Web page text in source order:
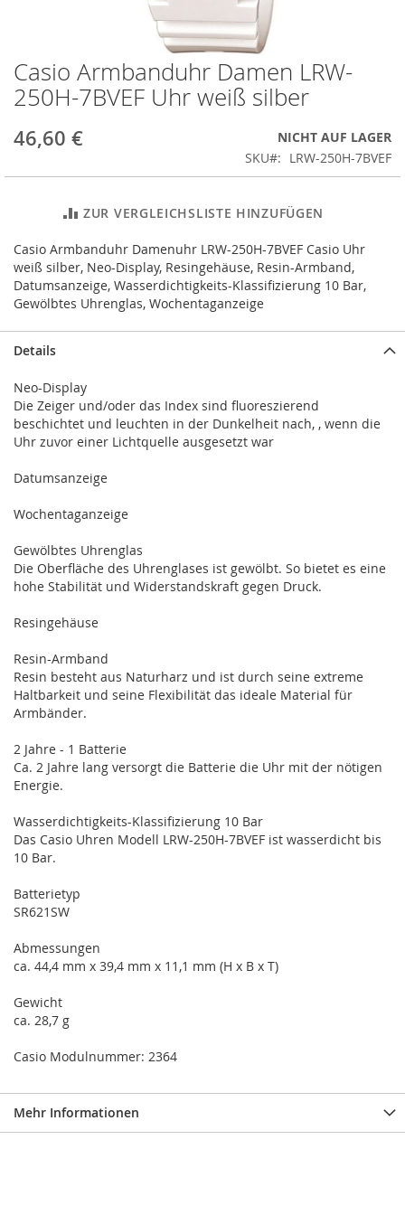
Zum
Anfang
der
springen
Casio Armbanduhr Damen LRW-
250H-7BVEF Uhr weiß silber
46,60 €
NICHT AUF LAGER
SKU
LRW-250H-7BVEF
ZUR VERGLEICHSLISTE HINZUFÜGEN
Casio Armbanduhr Damenuhr LRW-250H-7BVEF Casio Uhr
weiß silber, Neo-Display, Resingehäuse, Resin-Armband,
Datumsanzeige, Wasserdichtigkeits-Klassifizierung 10 Bar,
Gewölbtes Uhrenglas, Wochentaganzeige
Details
Neo-Display
Die Zeiger und/oder das Index sind fluoreszierend
beschichtet und leuchten in der Dunkelheit nach, , wenn die
Uhr zuvor einer Lichtquelle ausgesetzt war
Datumsanzeige
Wochentaganzeige
Gewölbtes Uhrenglas
Die Oberfläche des Uhrenglases ist gewölbt. So bietet es eine
hohe Stabilität und Widerstandskraft gegen Druck.
Resingehäuse
Resin-Armband
Resin besteht aus Naturharz und ist durch seine extreme
Haltbarkeit und seine Flexibilität das ideale Material für
Armbänder.
2 Jahre - 1 Batterie
Ca. 2 Jahre lang versorgt die Batterie die Uhr mit der nötigen
Energie.
Wasserdichtigkeits-Klassifizierung 10 Bar
Das Casio Uhren Modell LRW-250H-7BVEF ist wasserdicht bis
10 Bar.
Batterietyp
SR621SW
Abmessungen
ca. 44,4 mm x 39,4 mm x 11,1 mm (H x B x T)
Gewicht
ca. 28,7 g
Casio Modulnummer: 2364
Mehr Informationen